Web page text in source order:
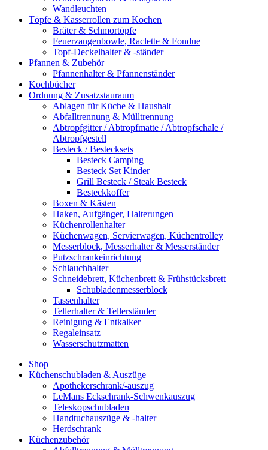
Wandleuchten
Töpfe & Kasserrollen zum Kochen
Bräter & Schmortöpfe
Feuerzangenbowle, Raclette & Fondue
Topf-Deckelhalter & -ständer
Pfannen & Zubehör
Pfannenhalter & Pfannenständer
Kochbücher
Ordnung & Zusatzstauraum
Ablagen für Küche & Haushalt
Abfalltrennung & Mülltrennung
Abtropfgitter / Abtropfmatte / Abtropfschale /
Abtropfgestell
Besteck / Bestecksets
Besteck Camping
Besteck Set Kinder
Grill Besteck / Steak Besteck
Besteckkoffer
Boxen & Kästen
Haken, Aufgänger, Halterungen
Küchenrollenhalter
Küchenwagen, Servierwagen, Küchentrolley
Messerblock, Messerhalter & Messerständer
Putzschrankeinrichtung
Schlauchhalter
Schneidebrett, Küchenbrett & Frühstücksbrett
Schubladenmesserblock
Tassenhalter
Tellerhalter & Tellerständer
Reinigung & Entkalker
Regaleinsatz
Wasserschutzmatten
Shop
Küchenschubladen & Auszüge
Apothekerschrank/-auszug
LeMans Eckschrank-Schwenkauszug
Teleskopschubladen
Handtuchauszüge & -halter
Herdschrank
Küchenzubehör